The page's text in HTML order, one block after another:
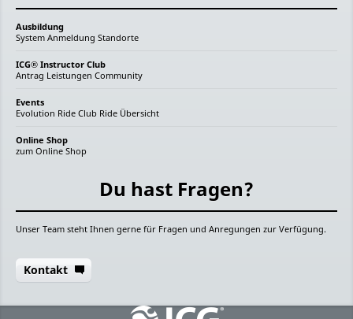
Ausbildung
System Anmeldung Standorte
ICG® Instructor Club
Antrag Leistungen Community
Events
Evolution Ride Club Ride Übersicht
Online Shop
zum Online Shop
Du hast Fragen?
Unser Team steht Ihnen gerne für Fragen und Anregungen zur Verfügung.
Kontakt